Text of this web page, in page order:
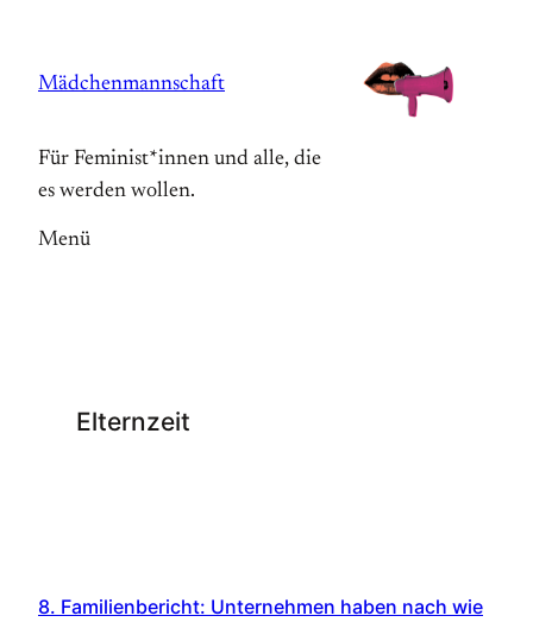
springen
Mädchenmannschaft
Für Feminist*innen und alle, die
es werden wollen.
Menü
Elternzeit
8. Familienbericht: Unternehmen haben nach wie